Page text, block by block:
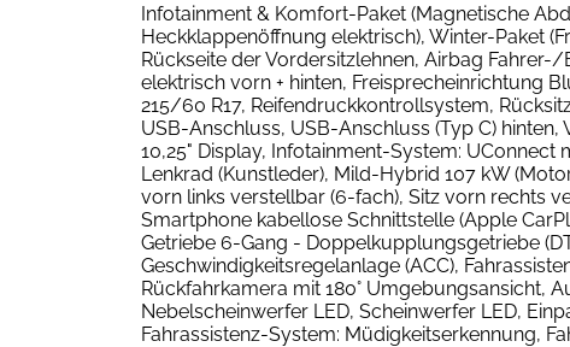
Infotainment & Komfort-Paket (Magnetische
Heckklappenöffnung elektrisch), Winter-Paket
Rückseite der Vordersitzlehnen, Airbag
elektrisch vorn + hinten, Freisprecheinrichtung
215/60 R17, Reifendruckkontrollsystem,
USB-Anschluss, USB-Anschluss (Typ C)
10,25" Display, Infotainment-System:
Lenkrad (Kunstleder), Mild-Hybrid 107 kW
vorn links verstellbar (6-fach), Sitz vorn rechts
Smartphone kabellose Schnittstelle (Apple
Getriebe 6-Gang - Doppelkupplungsgetriebe
Geschwindigkeitsregelanlage (ACC),
Rückfahrkamera mit 180° Umgebungsansicht,
Nebelscheinwerfer LED, Scheinwerfer LED,
Fahrassistenz-System: Müdigkeitserkennung,